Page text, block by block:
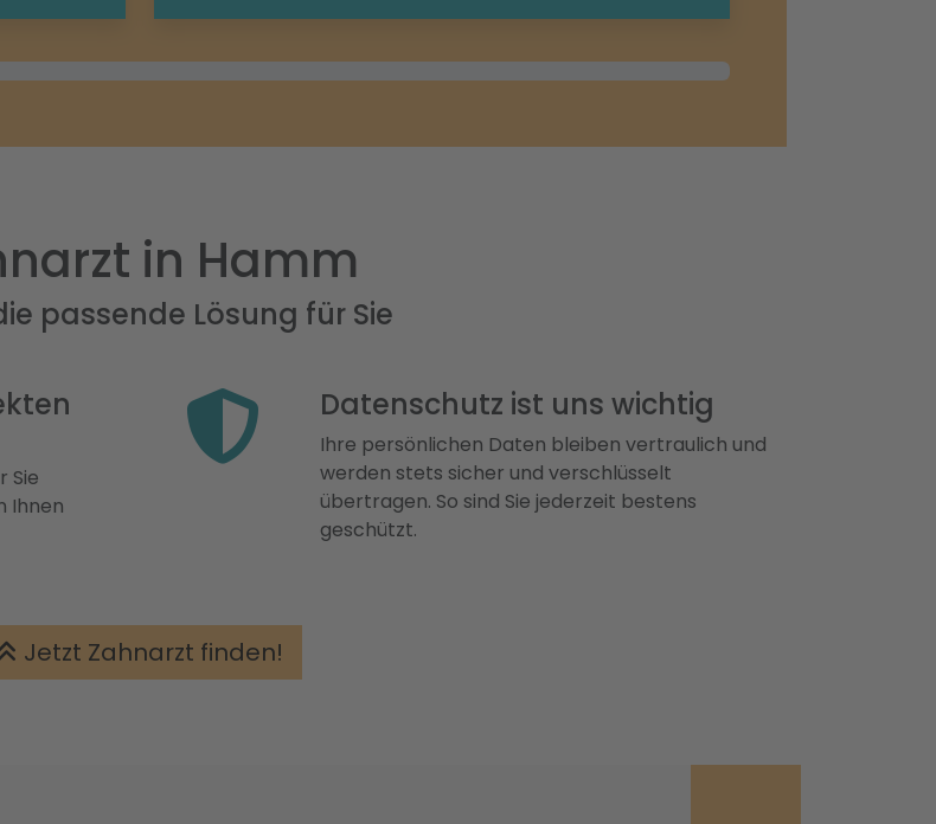
in Hamm
passende Lösung für Sie
Sie
Ihnen
Datenschutz ist uns wichtig
Ihre persönlichen Daten bleiben vertraulich und
werden stets sicher und verschlüsselt
übertragen. So sind Sie jederzeit bestens
geschützt.
Jetzt Zahnarzt finden!